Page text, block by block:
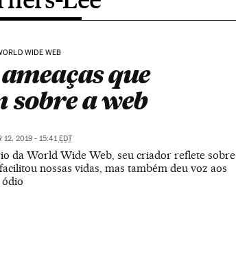
WIDE WEB
que
a web
12, 2019 - 15:41EDT
da World Wide Web, seu criador reflete sobre
nossas vidas, mas também deu voz aos